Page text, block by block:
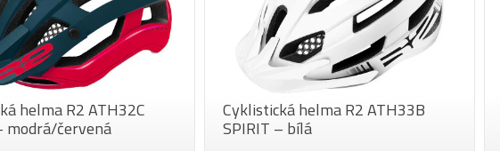
helma R2 ATH32C
modrá/červená
Cyklistická helma R2 ATH33B
SPIRIT – bílá